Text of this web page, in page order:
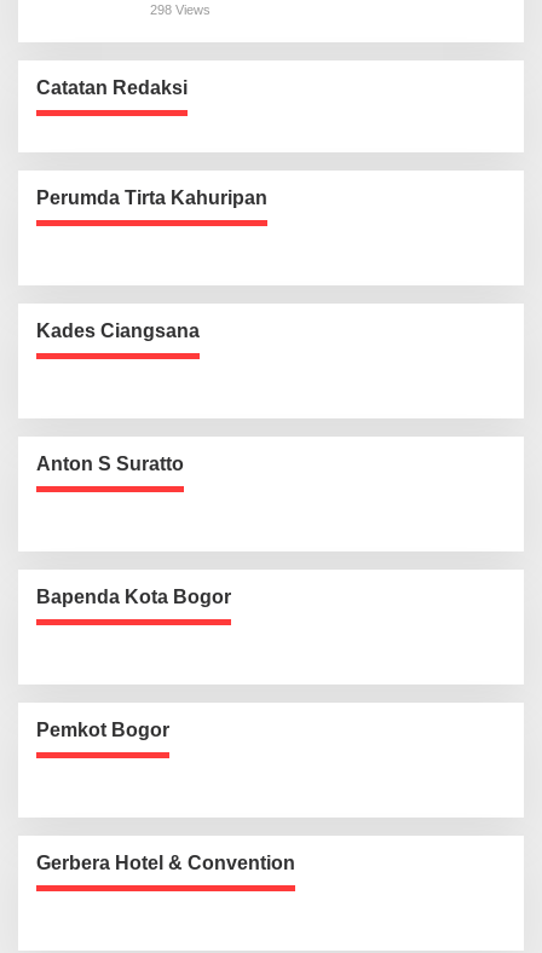
298 Views
Catatan Redaksi
Perumda Tirta Kahuripan
Kades Ciangsana
Anton S Suratto
Bapenda Kota Bogor
Pemkot Bogor
Gerbera Hotel & Convention